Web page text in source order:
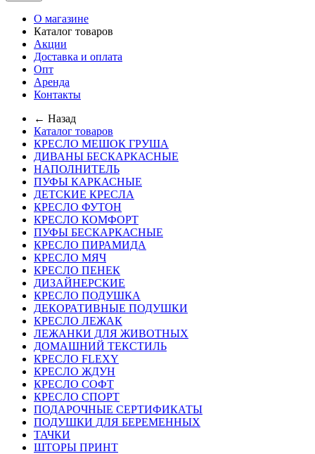
О магазине
Каталог товаров
Акции
Доставка и оплата
Опт
Аренда
Контакты
← Назад
Каталог товаров
КРЕСЛО МЕШОК ГРУША
ДИВАНЫ БЕСКАРКАСНЫЕ
НАПОЛНИТЕЛЬ
ПУФЫ КАРКАСНЫЕ
ДЕТСКИЕ КРЕСЛА
КРЕСЛО ФУТОН
КРЕСЛО КОМФОРТ
ПУФЫ БЕСКАРКАСНЫЕ
КРЕСЛО ПИРАМИДА
КРЕСЛО МЯЧ
КРЕСЛО ПЕНЕК
ДИЗАЙНЕРСКИЕ
КРЕСЛО ПОДУШКА
ДЕКОРАТИВНЫЕ ПОДУШКИ
КРЕСЛО ЛЕЖАК
ЛЕЖАНКИ ДЛЯ ЖИВОТНЫХ
ДОМАШНИЙ ТЕКСТИЛЬ
КРЕСЛО FLEXY
КРЕСЛО ЖДУН
КРЕСЛО СОФТ
КРЕСЛО СПОРТ
ПОДАРОЧНЫЕ СЕРТИФИКАТЫ
ПОДУШКИ ДЛЯ БЕРЕМЕННЫХ
ТАЧКИ
ШТОРЫ ПРИНТ